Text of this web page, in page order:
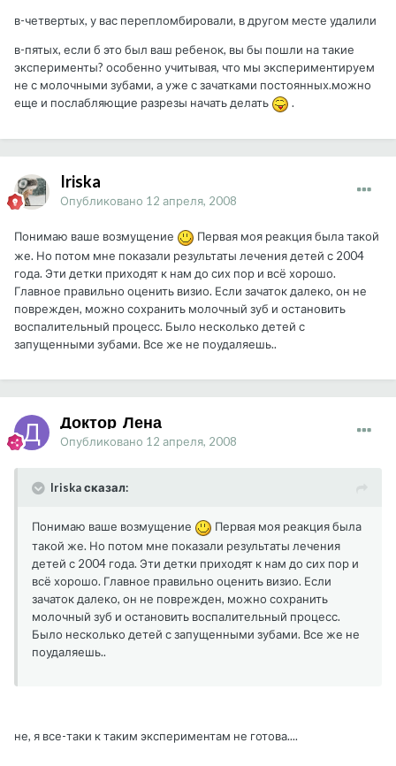
в-четвертых, у вас перепломбировали, в другом месте удалили
в-пятых, если б это был ваш ребенок, вы бы пошли на такие
эксперименты? особенно учитывая, что мы экспериментируем
не с молочными зубами, а уже с зачатками постоянных.можно
еще и послабляющие разрезы начать делать
.
Iriska
Опубликовано 12 апреля, 2008
Понимаю ваше возмущение
Первая моя реакция была такой
же. Но потом мне показали результаты лечения детей с 2004
года. Эти детки приходят к нам до сих пор и всё хорошо.
Главное правильно оценить визио. Если зачаток далеко, он не
поврежден, можно сохранить молочный зуб и остановить
воспалительный процесс. Было несколько детей с
запущенными зубами. Все же не поудаляешь..
Доктор_Лена
Опубликовано 12 апреля, 2008
Iriska сказал:
Понимаю ваше возмущение
Первая моя реакция была
такой же. Но потом мне показали результаты лечения
детей с 2004 года. Эти детки приходят к нам до сих пор и
всё хорошо. Главное правильно оценить визио. Если
зачаток далеко, он не поврежден, можно сохранить
молочный зуб и остановить воспалительный процесс.
Было несколько детей с запущенными зубами. Все же не
поудаляешь..
не, я все-таки к таким экспериментам не готова....